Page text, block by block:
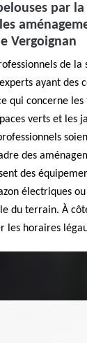
par
Vergoignan
de la
ayant des
qui concerne les
verts et les
des
des
électriques
du terrain. À
les horaires